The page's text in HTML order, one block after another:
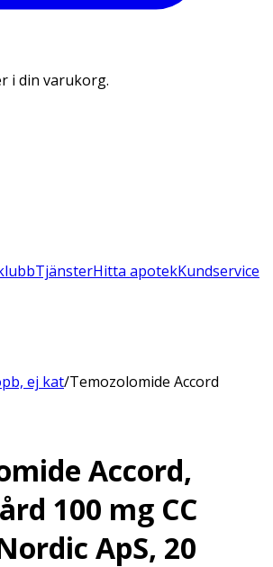
i din varukorg.
TjänsterHitta apotekKundservice
ej kat/Temozolomide Accord
Accord,
100 mg CC
ApS, 20